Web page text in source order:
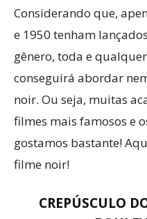
Considerando que,
e 1950 tenham
gênero, toda e
conseguirá abordar
noir. Ou seja, muitas
filmes mais famosos e
gostamos bastante!
filme noir!
CREPÚSCULO